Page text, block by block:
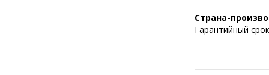
Страна-
Гарантийный